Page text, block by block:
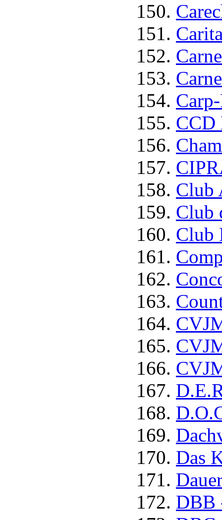
CCD
Club
Club
Club
Das
DBB